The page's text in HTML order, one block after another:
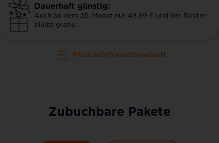
Dauerhaft günstig:
Auch ab dem 25. Monat nur 49,99 € und der Router
bleibt gratis.
Produktinformationsblatt
Zubuchbare Pakete